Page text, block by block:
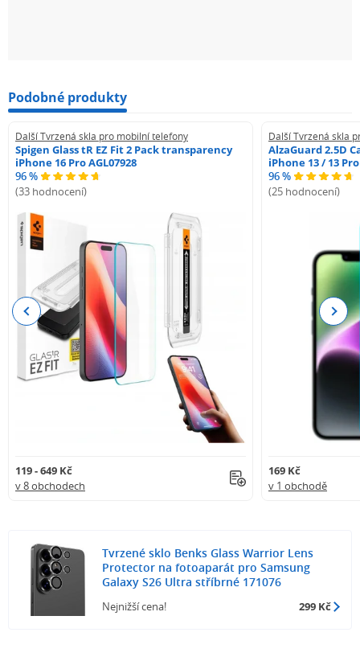
Podobné produkty
Další Tvrzená skla pro mobilní telefony
Spigen Glass tR EZ Fit 2 Pack transparency
iPhone 16 Pro AGL07928
96 %
(33 hodnocení)
119 - 649 Kč
v 8 obchodech
Další Tvrzená skla
AlzaGuard 2.5D
iPhone 13 / 13 Pro
96 %
(25 hodnocení)
169 Kč
v 1 obchodě
Previous Next
Tvrzené sklo Benks Glass Warrior Lens
Protector na fotoaparát pro Samsung
Galaxy S26 Ultra stříbrné 171076
Nejnižší cena! 299 Kč